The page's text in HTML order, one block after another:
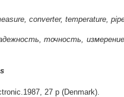
converter, temperature,
точность,
27 p (Denmark).